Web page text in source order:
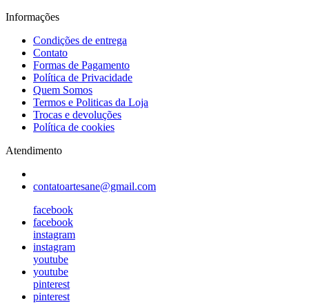
Informações
Condições de entrega
Contato
Formas de Pagamento
Política de Privacidade
Quem Somos
Termos e Politicas da Loja
Trocas e devoluções
Política de cookies
Atendimento
contatoartesane@gmail.com
facebook
facebook
instagram
instagram
youtube
youtube
pinterest
pinterest